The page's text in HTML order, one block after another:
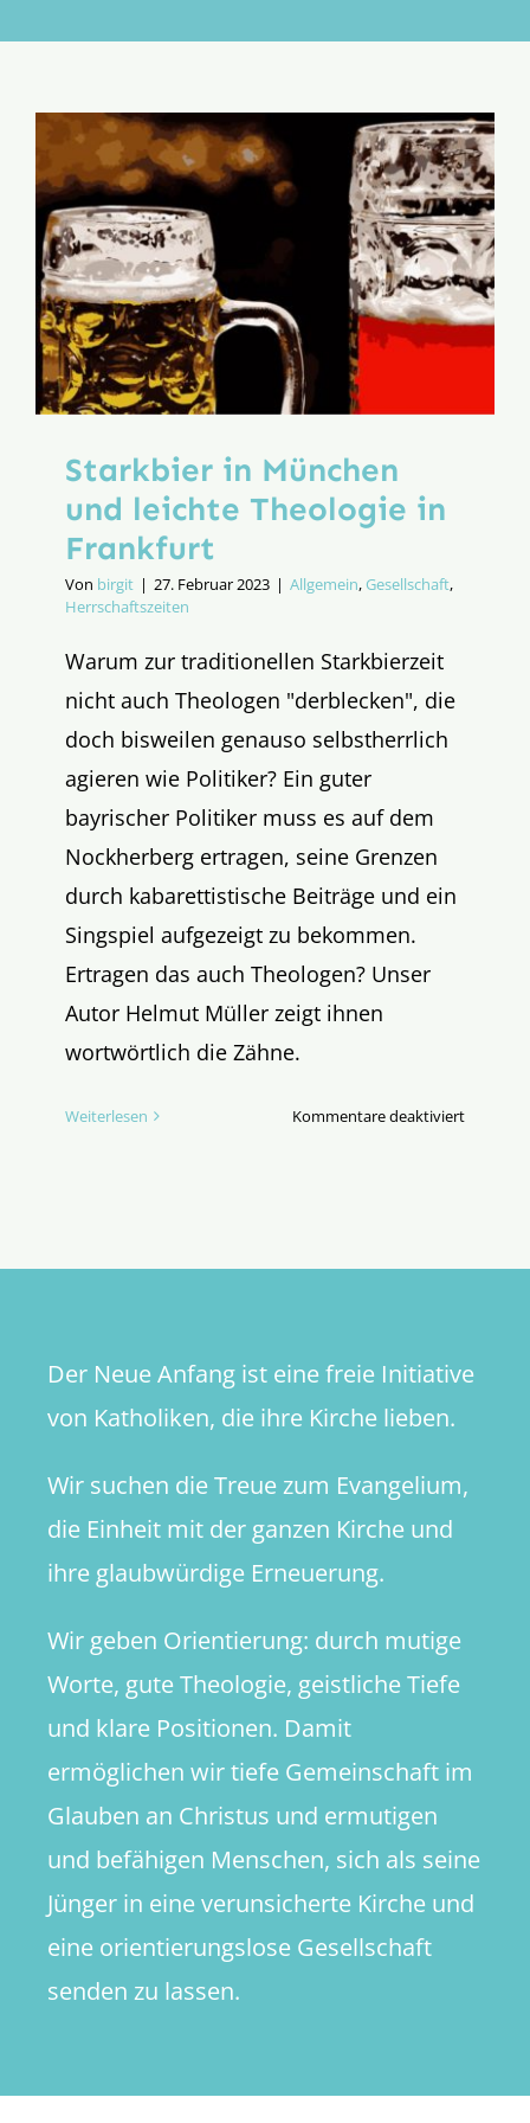
Aktion
Starkbier in München
und leichte Theologie in
Frankfurt
Von birgit | 27. Februar 2023 | Allgemein,Gesellschaft,
Herrschaftszeiten
Warum zur traditionellen Starkbierzeit
nicht auch Theologen "derblecken", die
doch bisweilen genauso selbstherrlich
agieren wie Politiker? Ein guter
bayrischer Politiker muss es auf dem
Nockherberg ertragen, seine Grenzen
durch kabarettistische Beiträge und ein
Singspiel aufgezeigt zu bekommen.
Ertragen das auch Theologen? Unser
Autor Helmut Müller zeigt ihnen
wortwörtlich die Zähne.
Weiterlesen Kommentare deaktiviertfür
Der Neue Anfang ist eine freie Initiative
von Katholiken, die ihre Kirche lieben.
Wir suchen die Treue zum Evangelium,
die Einheit mit der ganzen Kirche und
ihre glaubwürdige Erneuerung.
Wir geben Orientierung: durch mutige
Worte, gute Theologie, geistliche Tiefe
und klare Positionen. Damit
ermöglichen wir tiefe Gemeinschaft im
Glauben an Christus und ermutigen
und befähigen Menschen, sich als seine
Jünger in eine verunsicherte Kirche und
eine orientierungslose Gesellschaft
senden zu lassen.